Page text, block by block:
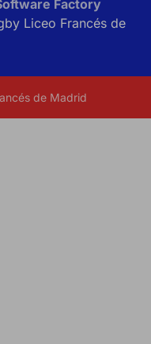
Factory
Liceo Francés de
de Madrid